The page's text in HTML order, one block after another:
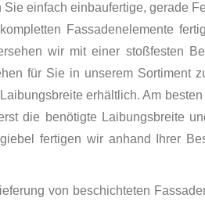
einfach einbaufertige, gerade
Fassadenelemente
wir mit einer stoßfesten
für Sie in unserem Sortiment
erhältlich. Am
die benötigte Laibungsbreite
fertigen wir anhand Ihrer
von beschichteten